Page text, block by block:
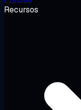
Recursos